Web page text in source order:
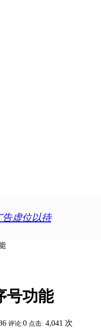
告虚位以待
号功能
评论:0 点击: 4,041 次